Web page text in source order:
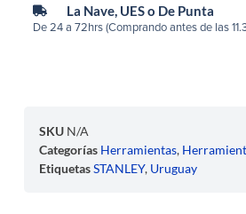
La Nave, UES o De Punta
De 24 a 72hrs (Comprando antes de las
SKU N/A
Categorías Herramientas,
EtiquetasSTANLEY, Uruguay